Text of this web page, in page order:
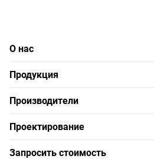
О нас
Продукция
Производители
Проектирование
Запросить стоимость